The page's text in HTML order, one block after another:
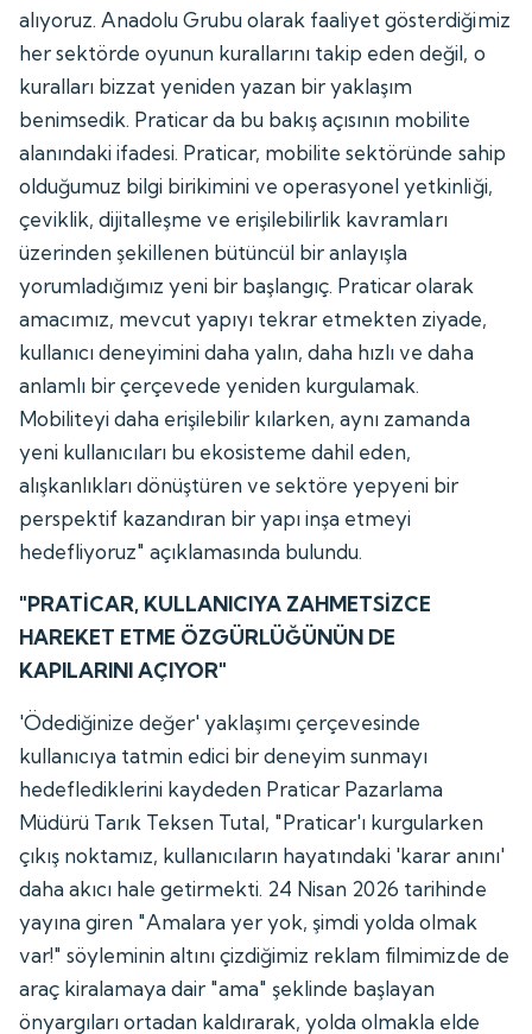
alıyoruz. Anadolu Grubu olarak faaliyet gösterdiğimiz
her sektörde oyunun kurallarını takip eden değil, o
kuralları bizzat yeniden yazan bir yaklaşım
benimsedik. Praticar da bu bakış açısının mobilite
alanındaki ifadesi. Praticar, mobilite sektöründe sahip
olduğumuz bilgi birikimini ve operasyonel yetkinliği,
çeviklik, dijitalleşme ve erişilebilirlik kavramları
üzerinden şekillenen bütüncül bir anlayışla
yorumladığımız yeni bir başlangıç. Praticar olarak
amacımız, mevcut yapıyı tekrar etmekten ziyade,
kullanıcı deneyimini daha yalın, daha hızlı ve daha
anlamlı bir çerçevede yeniden kurgulamak.
Mobiliteyi daha erişilebilir kılarken, aynı zamanda
yeni kullanıcıları bu ekosisteme dahil eden,
alışkanlıkları dönüştüren ve sektöre yepyeni bir
perspektif kazandıran bir yapı inşa etmeyi
hedefliyoruz" açıklamasında bulundu.
"PRATİCAR, KULLANICIYA ZAHMETSİZCE
HAREKET ETME ÖZGÜRLÜĞÜNÜN DE
KAPILARINI AÇIYOR"
'Ödediğinize değer' yaklaşımı çerçevesinde
kullanıcıya tatmin edici bir deneyim sunmayı
hedeflediklerini kaydeden Praticar Pazarlama
Müdürü Tarık Teksen Tutal, "Praticar'ı kurgularken
çıkış noktamız, kullanıcıların hayatındaki 'karar anını'
daha akıcı hale getirmekti. 24 Nisan 2026 tarihinde
yayına giren "Amalara yer yok, şimdi yolda olmak
var!" söyleminin altını çizdiğimiz reklam filmimizde de
araç kiralamaya dair "ama" şeklinde başlayan
önyargıları ortadan kaldırarak, yolda olmakla elde